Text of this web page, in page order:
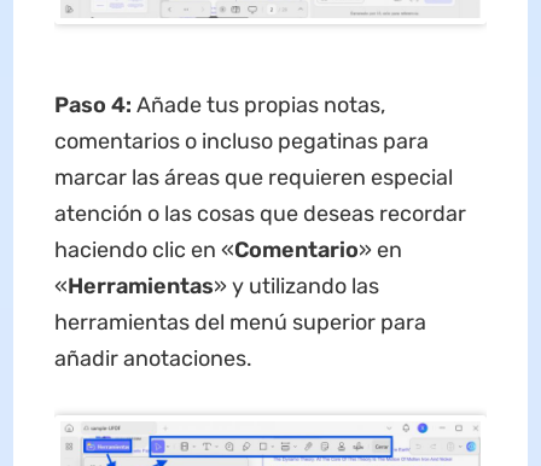
Paso 4: Añade tus propias notas,
comentarios o incluso pegatinas para
marcar las áreas que requieren especial
atención o las cosas que deseas recordar
haciendo clic en «Comentario» en
«Herramientas» y utilizando las
herramientas del menú superior para
añadir anotaciones.